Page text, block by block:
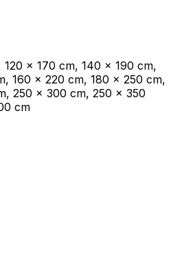
x 170 cm, 140 x 190 cm,
160 x 220 cm, 180 x 250 cm,
250 x 300 cm, 250 x 350
cm